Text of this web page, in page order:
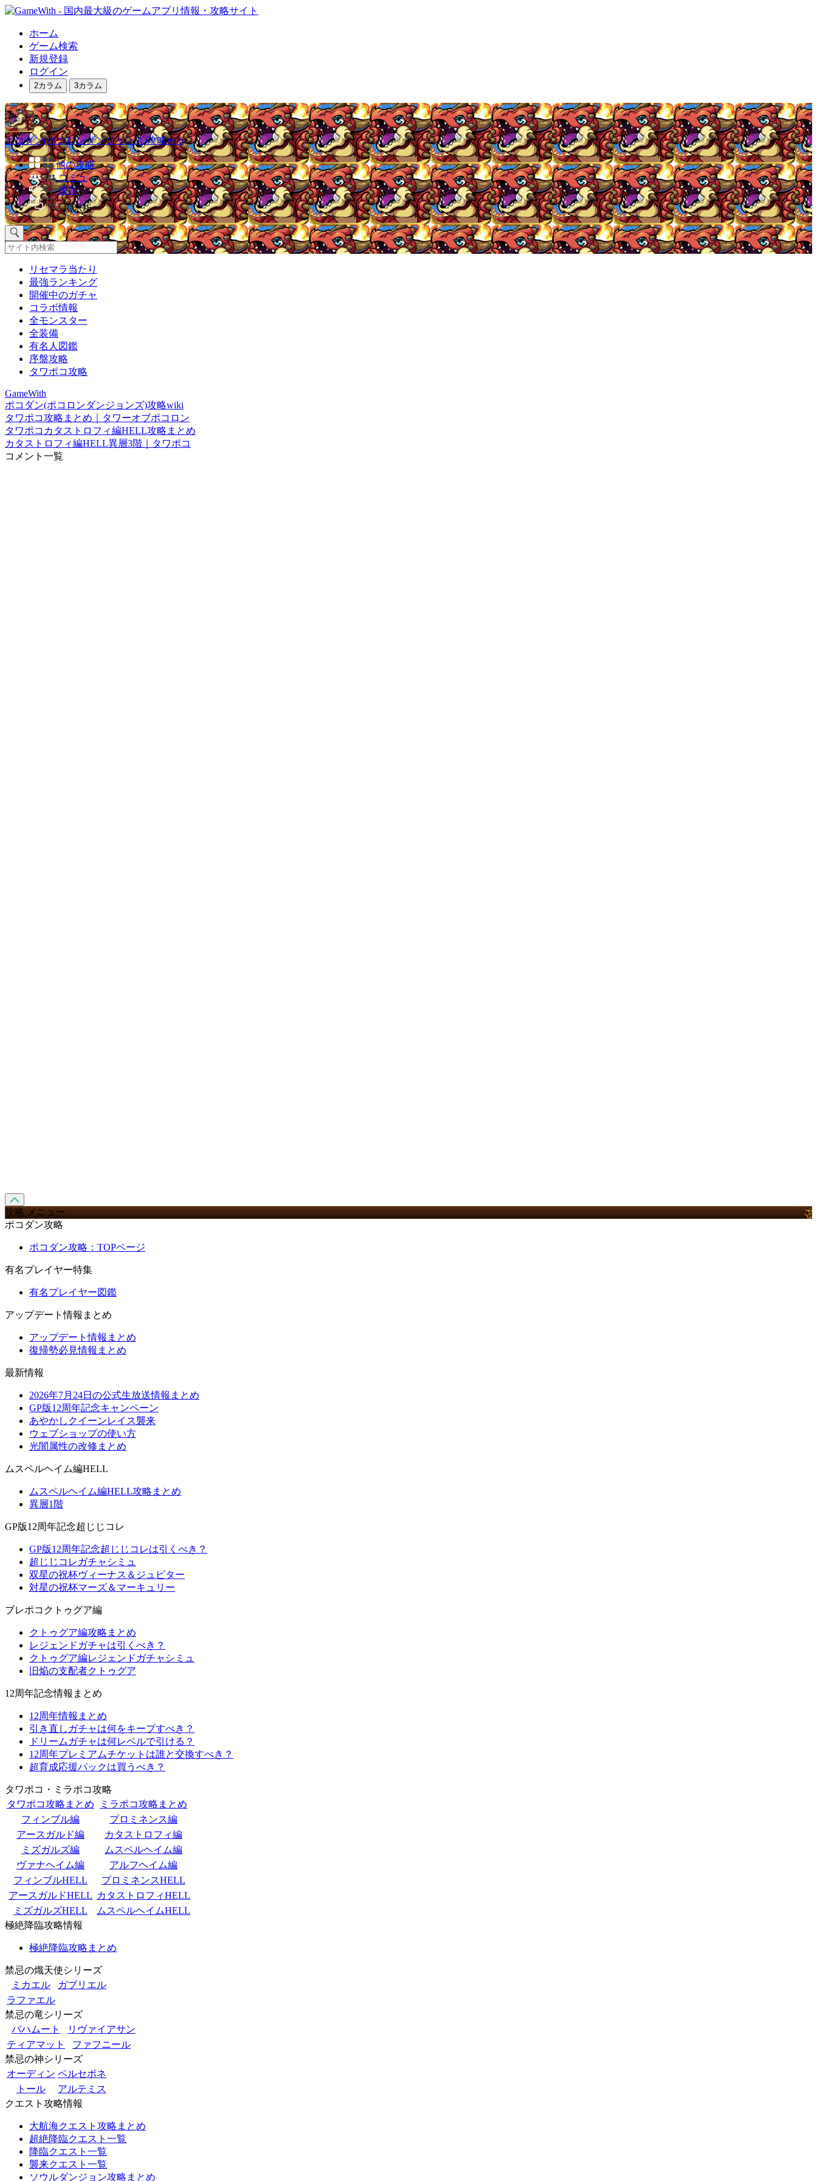
ホーム
ゲーム検索
新規登録
ログイン
2カラム 3カラム
ポコダン(ポコロンダンジョンズ)攻略wiki
他の攻略
コミュ
速報
掲示板
リセマラ当たり
最強ランキング
開催中のガチャ
コラボ情報
全モンスター
全装備
有名人図鑑
序盤攻略
タワポコ攻略
GameWith
ポコダン(ポコロンダンジョンズ)攻略wiki
タワポコ攻略まとめ｜タワーオブポコロン
タワポコカタストロフィ編HELL攻略まとめ
カタストロフィ編HELL異層3階｜タワポコ
コメント一覧
攻略 メニュー
ポコダン攻略
ポコダン攻略：TOPページ
有名プレイヤー特集
有名プレイヤー図鑑
アップデート情報まとめ
アップデート情報まとめ
復帰勢必見情報まとめ
最新情報
2026年7月24日の公式生放送情報まとめ
GP版12周年記念キャンペーン
あやかしクイーンレイス襲来
ウェブショップの使い方
光闇属性の改修まとめ
ムスペルヘイム編HELL
ムスペルヘイム編HELL攻略まとめ
異層1階
GP版12周年記念超じじコレ
GP版12周年記念超じじコレは引くべき？
超じじコレガチャシミュ
双星の祝杯ヴィーナス＆ジュピター
対星の祝杯マーズ＆マーキュリー
ブレポコクトゥグア編
クトゥグア編攻略まとめ
レジェンドガチャは引くべき？
クトゥグア編レジェンドガチャシミュ
旧焔の支配者クトゥグア
12周年記念情報まとめ
12周年情報まとめ
引き直しガチャは何をキープすべき？
ドリームガチャは何レベルで引ける？
12周年プレミアムチケットは誰と交換すべき？
超育成応援パックは買うべき？
タワポコ・ミラポコ攻略
タワポコ攻略まとめ
ミラポコ攻略まとめ
フィンブル編
プロミネンス編
アースガルド編
カタストロフィ編
ミズガルズ編
ムスペルヘイム編
ヴァナヘイム編
アルフヘイム編
フィンブルHELL
プロミネンスHELL
アースガルドHELL カタストロフィHELL
ミズガルズHELL
ムスペルヘイムHELL
極絶降臨攻略情報
極絶降臨攻略まとめ
禁忌の熾天使シリーズ
ミカエル
ガブリエル
ラファエル
禁忌の竜シリーズ
バハムート
リヴァイアサン
ティアマット
ファフニール
禁忌の神シリーズ
オーディン ペルセポネ
トール
アルテミス
クエスト攻略情報
大航海クエスト攻略まとめ
超絶降臨クエスト一覧
降臨クエスト一覧
襲来クエスト一覧
ソウルダンジョン攻略まとめ